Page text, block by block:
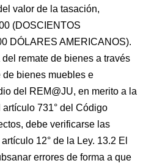
valor de la tasación,
(DOSCIENTOS
DÓLARES AMERICANOS).
remate de bienes a través
bienes muebles e
del REM@JU, en merito a la
731° del Código
debe verificarse las
12° de la Ley. 13.2 El
errores de forma a que